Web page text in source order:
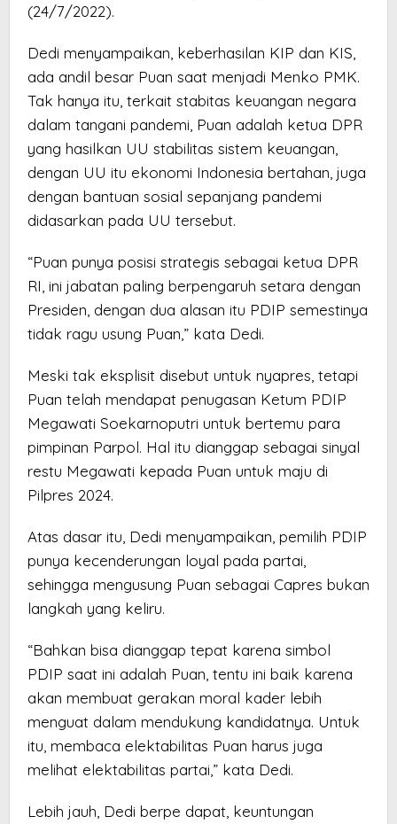
(24/7/2022).
Dedi menyampaikan, keberhasilan KIP dan KIS,
ada andil besar Puan saat menjadi Menko PMK.
Tak hanya itu, terkait stabitas keuangan negara
dalam tangani pandemi, Puan adalah ketua DPR
yang hasilkan UU stabilitas sistem keuangan,
dengan UU itu ekonomi Indonesia bertahan, juga
dengan bantuan sosial sepanjang pandemi
didasarkan pada UU tersebut.
“Puan punya posisi strategis sebagai ketua DPR
RI, ini jabatan paling berpengaruh setara dengan
Presiden, dengan dua alasan itu PDIP semestinya
tidak ragu usung Puan,” kata Dedi.
Meski tak eksplisit disebut untuk nyapres, tetapi
Puan telah mendapat penugasan Ketum PDIP
Megawati Soekarnoputri untuk bertemu para
pimpinan Parpol. Hal itu dianggap sebagai sinyal
restu Megawati kepada Puan untuk maju di
Pilpres 2024.
Atas dasar itu, Dedi menyampaikan, pemilih PDIP
punya kecenderungan loyal pada partai,
sehingga mengusung Puan sebagai Capres bukan
langkah yang keliru.
“Bahkan bisa dianggap tepat karena simbol
PDIP saat ini adalah Puan, tentu ini baik karena
akan membuat gerakan moral kader lebih
menguat dalam mendukung kandidatnya. Untuk
itu, membaca elektabilitas Puan harus juga
melihat elektabilitas partai,” kata Dedi.
Lebih jauh, Dedi berpe dapat, keuntungan